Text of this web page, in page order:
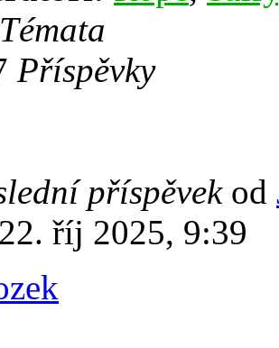
Témata
Příspěvky
příspěvekod
říj 2025, 9:39